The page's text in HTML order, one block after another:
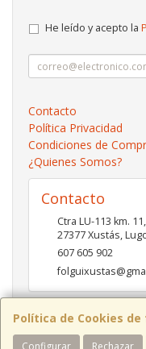
Política de Cookies
Configurar Rechazar
He leído y acepto la
Contacto
Política Privacidad
Condiciones de
¿Quienes Somos?
Contacto
Ctra LU-113 km.
27377Xustás,
607 605 902
Horario